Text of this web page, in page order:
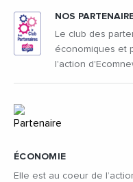
ÉCONOMIE
Elle est au coeur de
NOS
Le club des
économiques et
l'action